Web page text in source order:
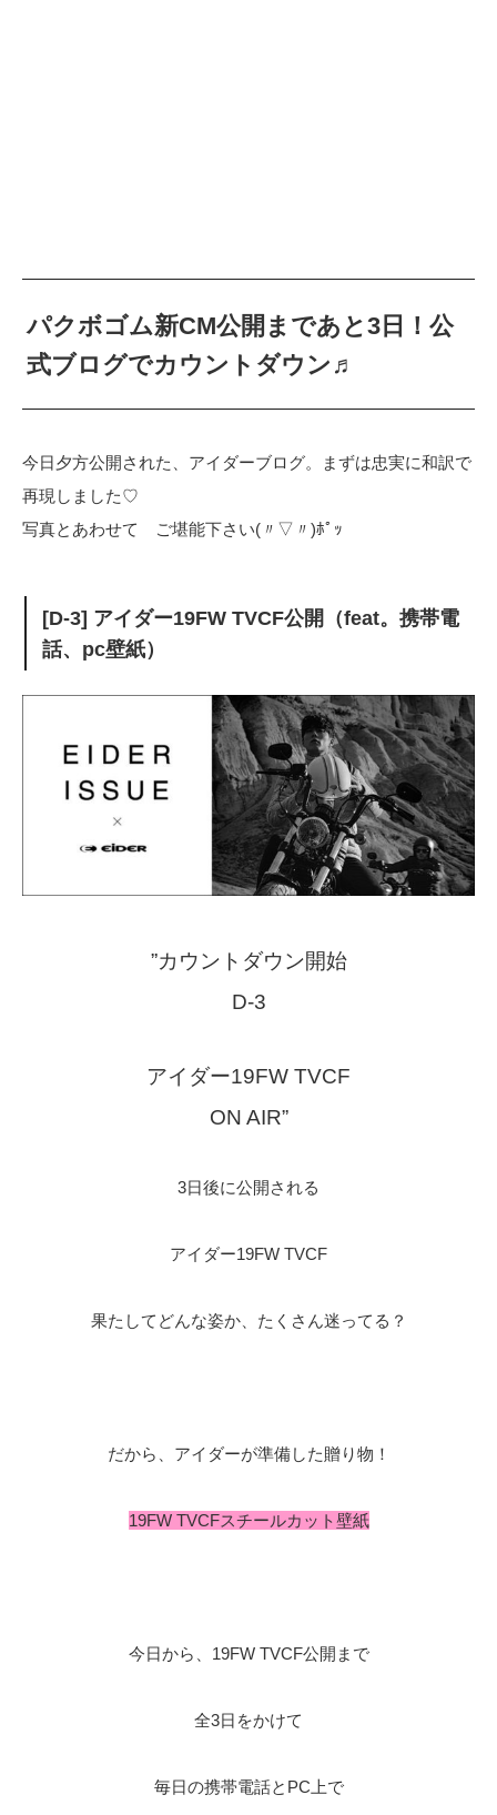
パクボゴム新CM公開まであと3日！公
式ブログでカウントダウン♬
今日夕方公開された、アイダーブログ。まずは忠実に和訳で
再現しました♡
写真とあわせて ご堪能下さい(〃▽〃)ﾎﾟｯ
[D-3] アイダー19FW TVCF公開（feat。携帯電
話、pc壁紙）
”カウントダウン開始
D-3
アイダー19FW TVCF
ON AIR”
3日後に公開される
アイダー19FW TVCF
果たしてどんな姿か、たくさん迷ってる？
だから、アイダーが準備した贈り物！
19FW TVCFスチールカット壁紙
今日から、19FW TVCF公開まで
全3日をかけて
毎日の携帯電話とPC上で